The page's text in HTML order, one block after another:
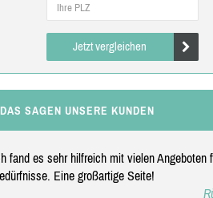
Jetzt vergleichen
DAS SAGEN UNSERE KUNDEN
fand es sehr hilfreich mit vielen Angeboten
Eine großartige Seite!